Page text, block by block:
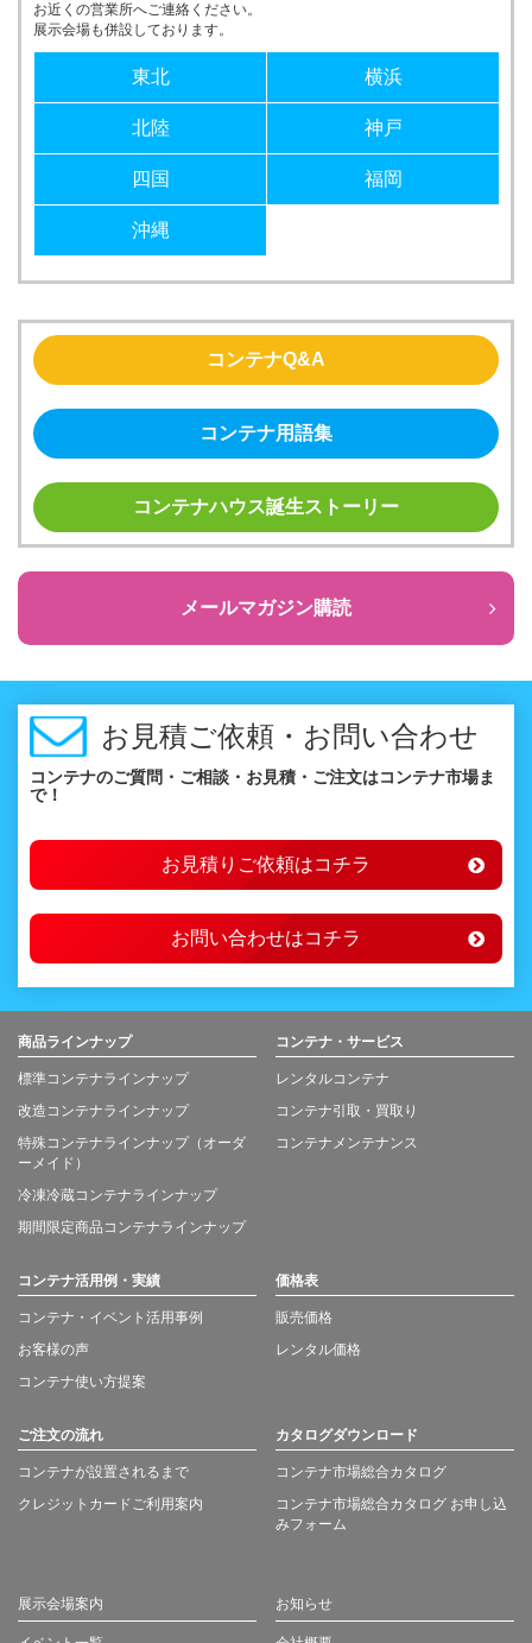
お近くの営業所へご連絡ください。
展示会場も併設しております。
東北 横浜
北陸 神戸
四国 福岡
沖縄
コンテナQ&A
コンテナ用語集
コンテナハウス誕生ストーリー
メールマガジン購読
お見積ご依頼・お問い合わせ
コンテナのご質問・ご相談・お見積・ご注文はコンテナ市場ま
で！
お見積りご依頼はコチラ
お問い合わせはコチラ
商品ラインナップ
標準コンテナラインナップ
改造コンテナラインナップ
特殊コンテナラインナップ（オーダ
ーメイド）
冷凍冷蔵コンテナラインナップ
期間限定商品コンテナラインナップ
コンテナ・サービス
レンタルコンテナ
コンテナ引取・買取り
コンテナメンテナンス
コンテナ活用例・実績
コンテナ・イベント活用事例
お客様の声
コンテナ使い方提案
価格表
販売価格
レンタル価格
ご注文の流れ
コンテナが設置されるまで
クレジットカードご利用案内
カタログダウンロード
コンテナ市場総合カタログ
コンテナ市場総合カタログ お申し込
みフォーム
展示会場案内 お知らせ